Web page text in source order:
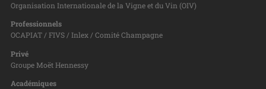
Organisation Internationale de la Vigne et du Vin (OIV)
Professionnels
OCAPIAT / FIVS / Inlex / Comité Champagne
Privé
Groupe Moët Hennessy
Académiques